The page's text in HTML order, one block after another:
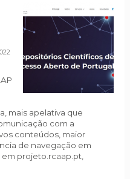
mais apelativa que
com a
conteúdos, maior
de navegação em
projeto.rcaap.pt,